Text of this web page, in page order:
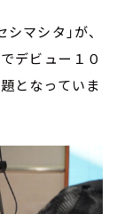
マシタ」が、
デビュー１０
となっていま